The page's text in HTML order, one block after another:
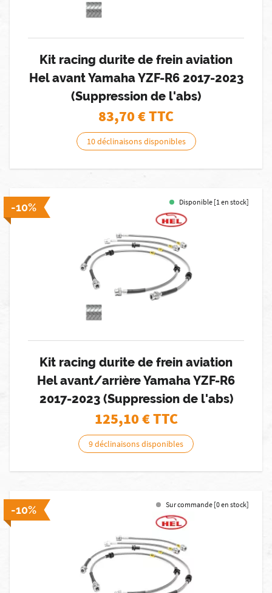
Kit racing durite de frein aviation
Hel avant Yamaha YZF-R6 2017-2023
(Suppression de l'abs)
83,70€ TTC
10 déclinaisons disponibles
-10% Disponible [1 en stock]
Kit racing durite de frein aviation
Hel avant/arrière Yamaha YZF-R6
2017-2023 (Suppression de l'abs)
125,10€ TTC
9 déclinaisons disponibles
-10% Sur commande [0 en stock]